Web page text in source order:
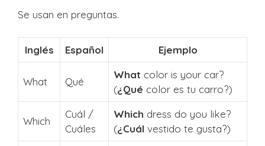
Se usan en preguntas.
Inglés Español Ejemplo
What Qué
What color is your car?
(¿Qué color es tu carro?)
Which
Cuál /
Cuáles
Which dress do you like?
(¿Cuál vestido te gusta?)